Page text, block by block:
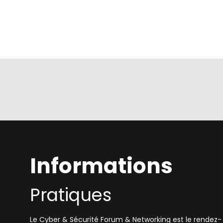
Informations
Pratiques
Le Cyber & Sécurité Forum & Networking est le rendez-